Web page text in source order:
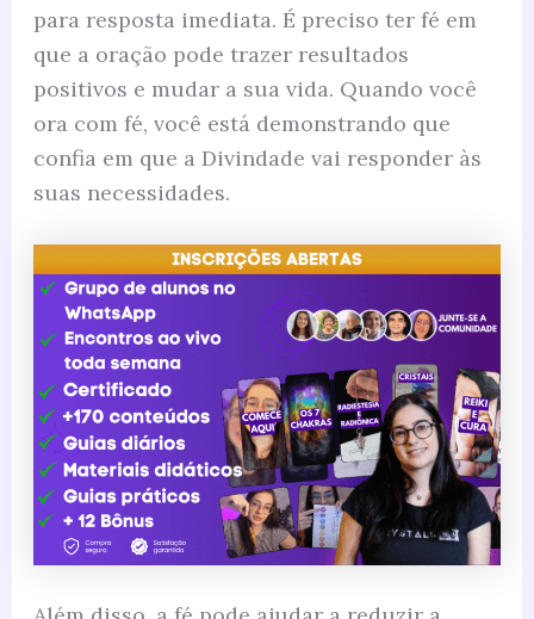
para resposta imediata. É preciso ter fé em
que a oração pode trazer resultados
positivos e mudar a sua vida. Quando você
ora com fé, você está demonstrando que
confia em que a Divindade vai responder às
suas necessidades.